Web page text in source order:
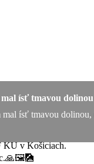
ísť tmavou dolinou
mal ísť tmavou
KU v Košiciach.